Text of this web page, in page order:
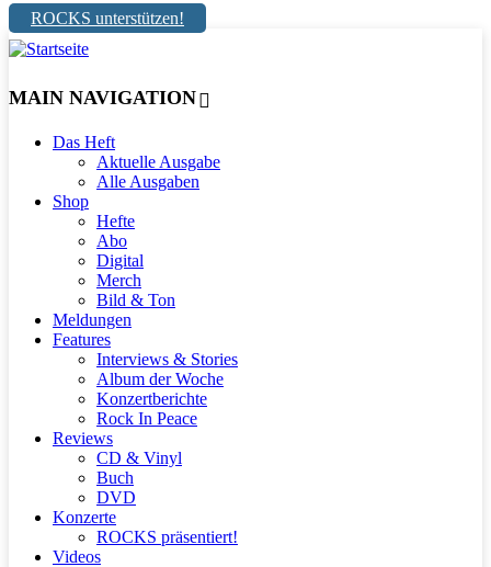
ROCKS unterstützen!
MAIN NAVIGATION
Das Heft
Aktuelle Ausgabe
Alle Ausgaben
Shop
Hefte
Abo
Digital
Merch
Bild & Ton
Meldungen
Features
Interviews & Stories
Album der Woche
Konzertberichte
Rock In Peace
Reviews
CD & Vinyl
Buch
DVD
Konzerte
ROCKS präsentiert!
Videos